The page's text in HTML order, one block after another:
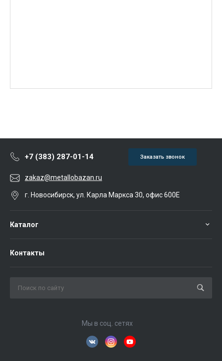
+7 (383) 287-01-14 Заказать звонок
zakaz@metallobazan.ru
г. Новосибирск, ул. Карла Маркса 30, офис 600Е
Каталог
Контакты
Мы в соц. сетях